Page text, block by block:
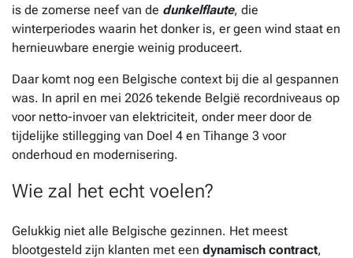
is de zomerse neef van de dunkelflaute, die
winterperiodes waarin het donker is, er geen wind staat en
hernieuwbare energie weinig produceert.
Daar komt nog een Belgische context bij die al gespannen
was. In april en mei 2026 tekende België recordniveaus op
voor netto-invoer van elektriciteit, onder meer door de
tijdelijke stillegging van Doel 4 en Tihange 3 voor
onderhoud en modernisering.
Wie zal het echt voelen?
Gelukkig niet alle Belgische gezinnen. Het meest
blootgesteld zijn klanten met een dynamisch contract,